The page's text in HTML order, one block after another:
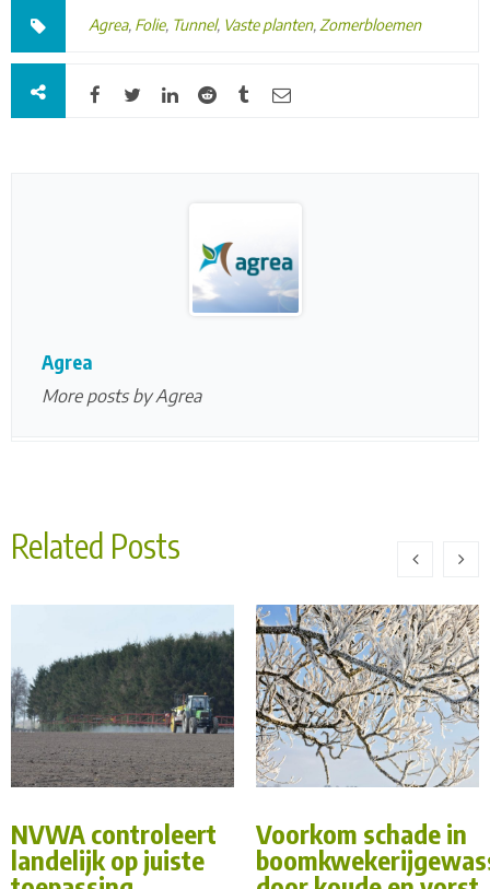
Agrea, Folie, Tunnel, Vaste planten, Zomerbloemen
Agrea
More posts by Agrea
Related Posts
NVWA controleert
landelijk op juiste
Voorkom schade in